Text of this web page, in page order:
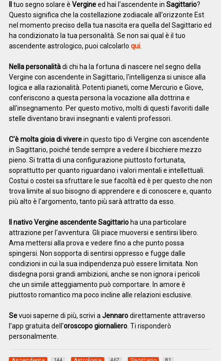
tuo segno solare è Vergineed hai l'ascendente in Sagittario?
Questo significa che la costellazione zodiacale all'orizzonte Est
nel momento preciso della tua nascita era quella del Sagittario ed
ha condizionato la tua personalità. Se non sai qual è il tuo
ascendente astrologico, puoi calcolarlo qui.
Nella personalitàdi chi ha la fortuna di nascere nel segno della
Vergine con ascendente in Sagittario, l'intelligenza si unisce alla
logica e alla razionalità. Potenti pianeti, come Mercurio e Giove,
conferiscono a questa persona la vocazione alla dottrina e
all'insegnamento. Per questo motivo, molti di questi favoriti dalle
stelle diventano bravi insegnanti e valenti professori.
C'è molta gioia di viverein questo tipo di Vergine con ascendente
in Sagittario, poiché tende sempre a vedere il bicchiere mezzo
pieno. Si tratta di una configurazione piuttosto fortunata,
soprattutto per quanto riguardano i valori mentali e intellettuali.
Costui o costei sa sfruttare le sue facoltà ed è per questo che non
trova limite al suo bisogno di apprendere e di conoscere e, quanto
più alto è l'argomento, tanto più sarà attratto da esso.
Il nativo Vergine ascendente Sagittarioha una particolare
attrazione per l'avventura. Gli piace muoversi e sentirsi libero.
Ama mettersi alla prova e vedere fino a che punto possa
spingersi. Non sopporta di sentirsi oppresso e fugge dalle
condizioni in cui la sua indipendenza può essere limitata. Non
disdegna porsi grandi ambizioni, anche se non ignora i pericoli
che un simile atteggiamento può comportare. In amore è
piuttosto romantico ma poco incline alle relazioni esclusive.
Sevuoi saperne di più, scrivi a Jennarodirettamente attraverso
l'app gratuita dell'oroscopo giornaliero. Ti risponderò
personalmente.